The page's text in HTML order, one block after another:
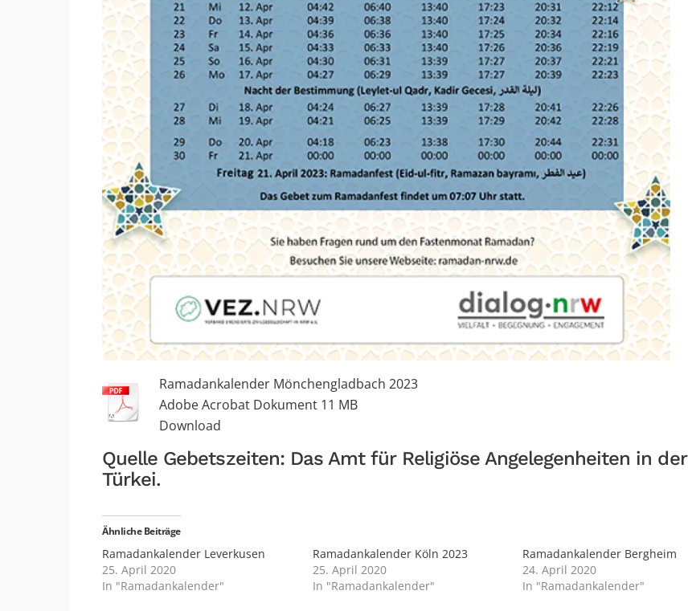
Ramadankalender Mönchengladbach 2023
Adobe Acrobat Dokument 11 MB
Download
Quelle Gebetszeiten: Das Amt für Religiöse Angelegenheiten in der
Türkei.
Ähnliche Beiträge
Ramadankalender Leverkusen
25. April 2020
In "Ramadankalender"
Ramadankalender Köln 2023
25. April 2020
In "Ramadankalender"
Ramadankalender Bergheim
24. April 2020
In "Ramadankalender"